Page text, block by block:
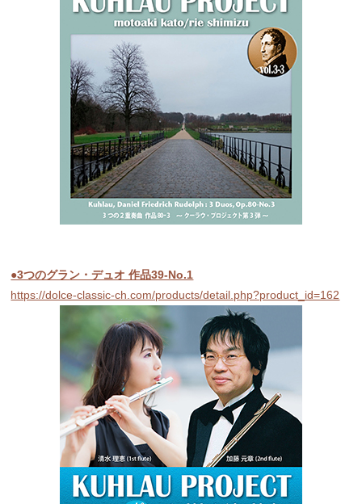
●3つのグラン・デュオ 作品39-No.1
https://dolce-classic-ch.com/products/detail.php?product_id=162